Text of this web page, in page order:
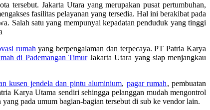
tersebut. Jakarta Utara yang merupakan pusat pertumbuhan,
fasilitas pelayanan yang tersedia. Hal ini berakibat pada
Salah satu yang mempunyai kepadatan penduduk yang tinggi
rumah yang berpengalaman dan terpecaya. PT Patria Karya
di Pademangan TimurJakarta Utara yang siap menjangkau
kusen jendela dan pintu aluminium, pagar rumah, pembuatan
Karya Utama sendiri sehingga pelanggan mudah mengontrol
yang pada umum bagian-bagian tersebut di sub ke vendor lain.